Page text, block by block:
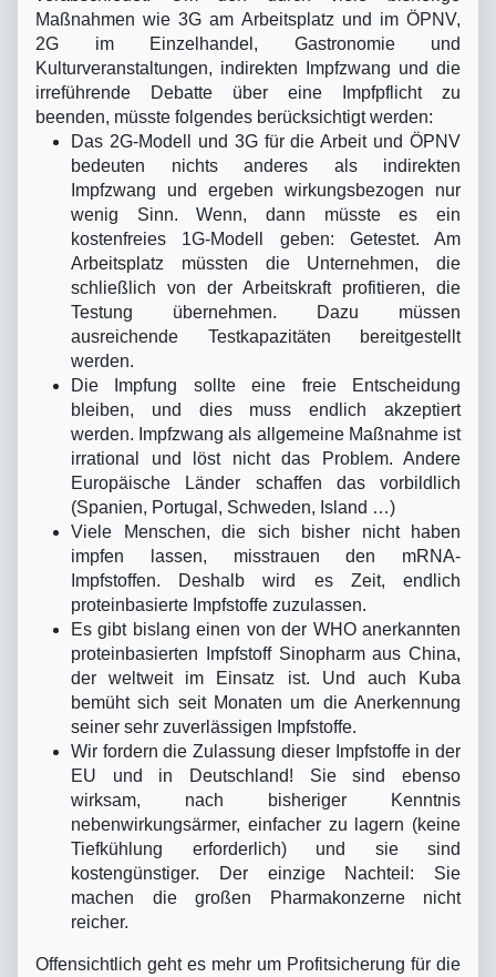
Maßnahmen wie 3G am Arbeitsplatz und im ÖPNV,
2G im Einzelhandel, Gastronomie und
Kulturveranstaltungen, indirekten Impfzwang und die
irreführende Debatte über eine Impfpflicht zu
beenden, müsste folgendes berücksichtigt werden:
Das 2G-Modell und 3G für die Arbeit und ÖPNV
bedeuten nichts anderes als indirekten
Impfzwang und ergeben wirkungsbezogen nur
wenig Sinn. Wenn, dann müsste es ein
kostenfreies 1G-Modell geben: Getestet. Am
Arbeitsplatz müssten die Unternehmen, die
schließlich von der Arbeitskraft profitieren, die
Testung übernehmen. Dazu müssen
ausreichende Testkapazitäten bereitgestellt
werden.
Die Impfung sollte eine freie Entscheidung
bleiben, und dies muss endlich akzeptiert
werden. Impfzwang als allgemeine Maßnahme ist
irrational und löst nicht das Problem. Andere
Europäische Länder schaffen das vorbildlich
(Spanien, Portugal, Schweden, Island …)
Viele Menschen, die sich bisher nicht haben
impfen lassen, misstrauen den mRNA-
Impfstoffen. Deshalb wird es Zeit, endlich
proteinbasierte Impfstoffe zuzulassen.
Es gibt bislang einen von der WHO anerkannten
proteinbasierten Impfstoff Sinopharm aus China,
der weltweit im Einsatz ist. Und auch Kuba
bemüht sich seit Monaten um die Anerkennung
seiner sehr zuverlässigen Impfstoffe.
Wir fordern die Zulassung dieser Impfstoffe in der
EU und in Deutschland! Sie sind ebenso
wirksam, nach bisheriger Kenntnis
nebenwirkungsärmer, einfacher zu lagern (keine
Tiefkühlung erforderlich) und sie sind
kostengünstiger. Der einzige Nachteil: Sie
machen die großen Pharmakonzerne nicht
reicher.
Offensichtlich geht es mehr um Profitsicherung für die